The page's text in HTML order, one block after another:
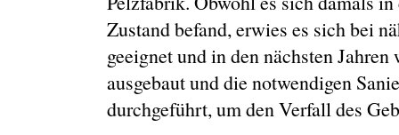
Zustand befand, erwies es sich bei
geeignet und in den nächsten
ausgebaut und die notwendigen
durchgeführt, um den Verfall des